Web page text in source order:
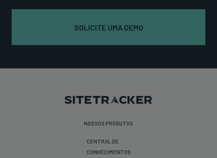
SOLICITE UMA DEMO
NOSSOS PRODUTOS
CENTRAL DE
CONHECIMENTOS